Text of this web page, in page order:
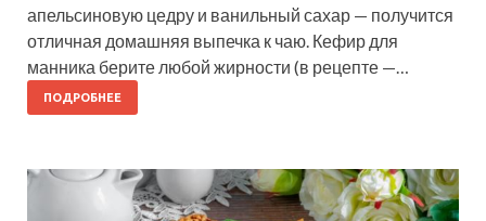
апельсиновую цедру и ванильный сахар — получится
отличная домашняя выпечка к чаю. Кефир для
манника берите любой жирности (в рецепте —…
ПОДРОБНЕЕ